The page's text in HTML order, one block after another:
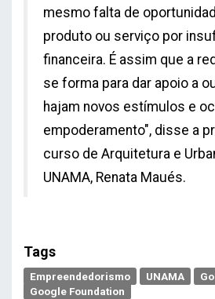
mesmo falta de
produto ou serviço por
financeira. É assim que a
se forma para dar apoio a
hajam novos estímulos e
empoderamento", disse a
curso de Arquitetura e
UNAMA, Renata Maués.
Tags
Empreendedorismo UNAMA
Google Foundation